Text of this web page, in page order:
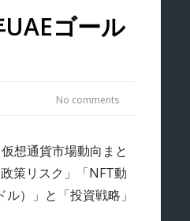
ゴール
No comments